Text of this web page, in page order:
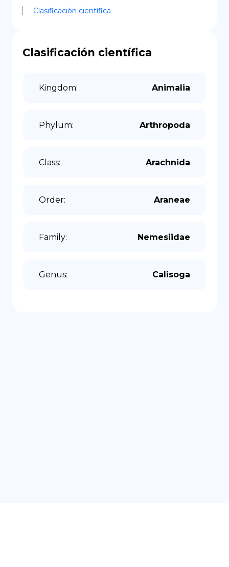
Clasificación científica
Clasificación científica
Kingdom: Animalia
Phylum: Arthropoda
Class: Arachnida
Order: Araneae
Family: Nemesiidae
Genus: Calisoga